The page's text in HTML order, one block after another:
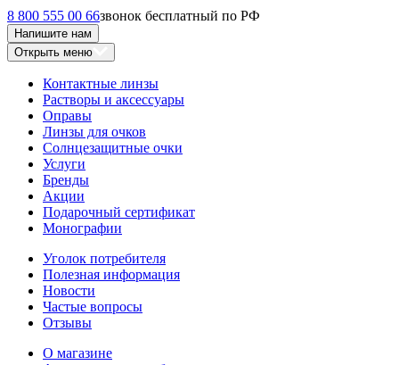
8 800 555 00 66звонок бесплатный по РФ
Напишите нам
Открыть меню
Контактные линзы
Растворы и аксессуары
Оправы
Линзы для очков
Солнцезащитные очки
Услуги
Бренды
Акции
Подарочный сертификат
Монографии
Уголок потребителя
Полезная информация
Новости
Частые вопросы
Отзывы
О магазине